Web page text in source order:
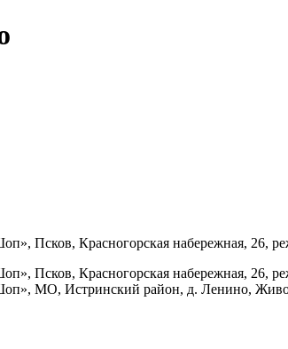
Псков, Красногорская набережная, 26,
Псков, Красногорская набережная, 26,
МО, Истринский район, д. Ленино,